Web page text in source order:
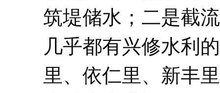
筑堤储水；二是截
几乎都有兴修水利
里、依仁里、新丰